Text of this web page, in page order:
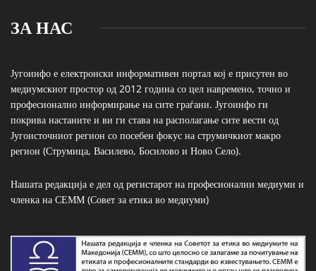
ЗА НАС
Југоинфо е електронски информативен портал кој е присутен во
медиумскиот простор од 2012 година со цел навремено, точно и
професионално информирање на сите граѓани. Југоинфо ги
покрива настаните и ви ги става на располагање сите вести од
Југоисточниот регион со посебен фокус на струмичкиот макро
регион (Струмица, Василево, Босилово и Ново Село).
Нашата редакција е дел од регистарот на професионални медиуми и
членка на СЕММ (Совет за етика во медиуми)